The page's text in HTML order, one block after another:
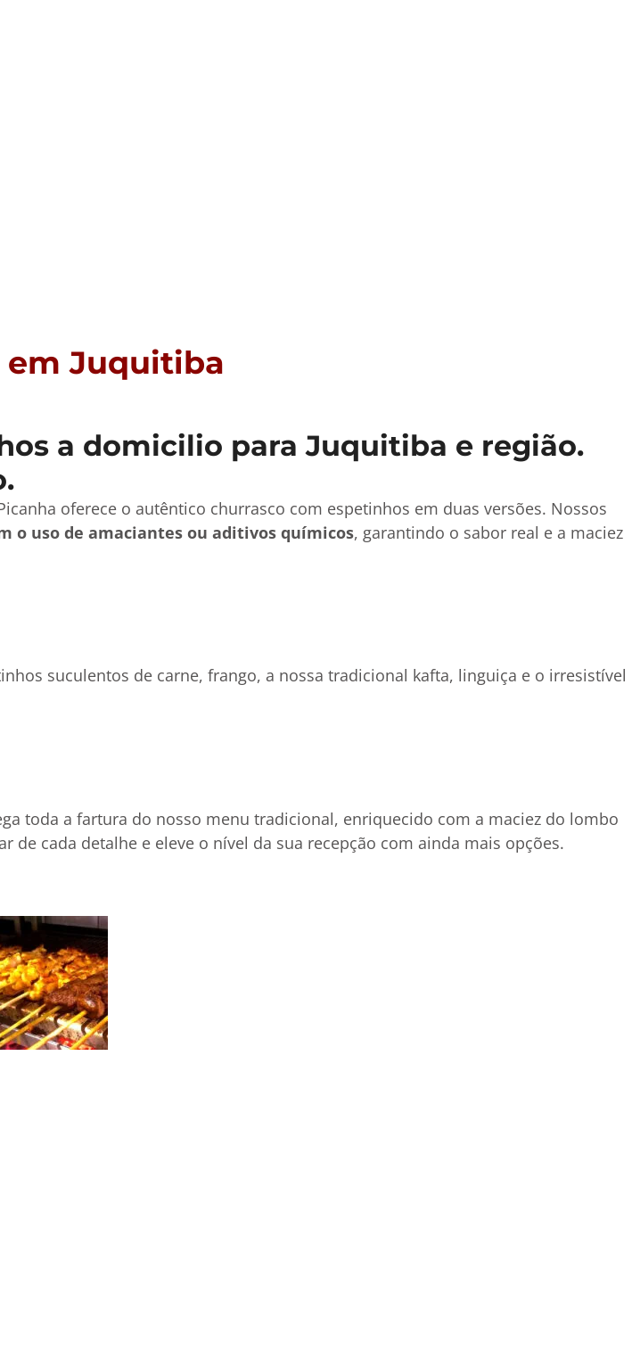
em Juquitiba
a domicilio para Juquitiba e região.
oferece o autêntico churrasco com espetinhos em duas versões. Nossos
o uso de amaciantes ou aditivos químicos, garantindo o sabor real e a maciez
suculentos de carne, frango, a nossa tradicional kafta, linguiça e o irresistível
toda a fartura do nosso menu tradicional, enriquecido com a maciez do lombo
cada detalhe e eleve o nível da sua recepção com ainda mais opções.